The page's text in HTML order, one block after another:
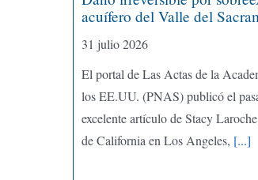
acuífero del Valle del
31 julio 2026
El portal de Las Actas de la
los EE.UU. (PNAS) publicó el
excelente artículo de Stacy
de California en Los Angeles, [...]